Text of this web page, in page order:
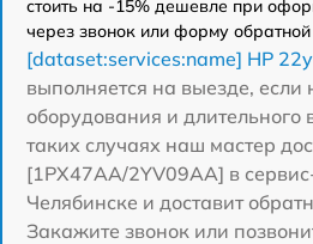
стоить на -15% дешевле при
через звонок или форму обратной
[dataset:services:name] HP
выполняется на выезде, если
оборудования и длительного
таких случаях наш мастер
[1PX47AA/2YV09AA] в
Челябинске и доставит
Закажите звонок или